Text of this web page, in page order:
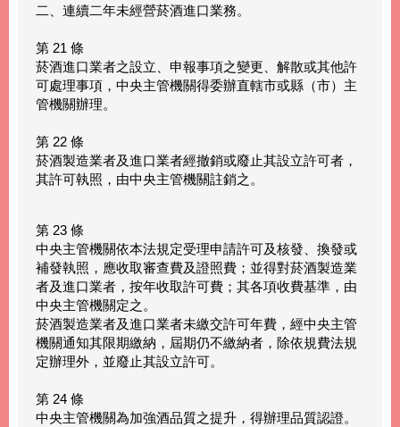
二、連續二年未經營菸酒進口業務。
第 21 條
菸酒進口業者之設立、申報事項之變更、解散或其他許
可處理事項，中央主管機關得委辦直轄市或縣（市）主
管機關辦理。
第 22 條
菸酒製造業者及進口業者經撤銷或廢止其設立許可者，
其許可執照，由中央主管機關註銷之。
第 23 條
中央主管機關依本法規定受理申請許可及核發、換發或
補發執照，應收取審查費及證照費；並得對菸酒製造業
者及進口業者，按年收取許可費；其各項收費基準，由
中央主管機關定之。
菸酒製造業者及進口業者未繳交許可年費，經中央主管
機關通知其限期繳納，屆期仍不繳納者，除依規費法規
定辦理外，並廢止其設立許可。
第 24 條
中央主管機關為加強酒品質之提升，得辦理品質認證。